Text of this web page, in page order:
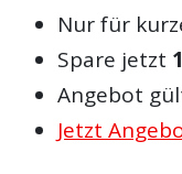
Nur für
Spare jetzt
Angebot
Jetzt